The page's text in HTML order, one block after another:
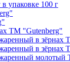
упаковке 100 г
ТМ "Gutenberg"
в зёрнах
в зёрнах
молотый